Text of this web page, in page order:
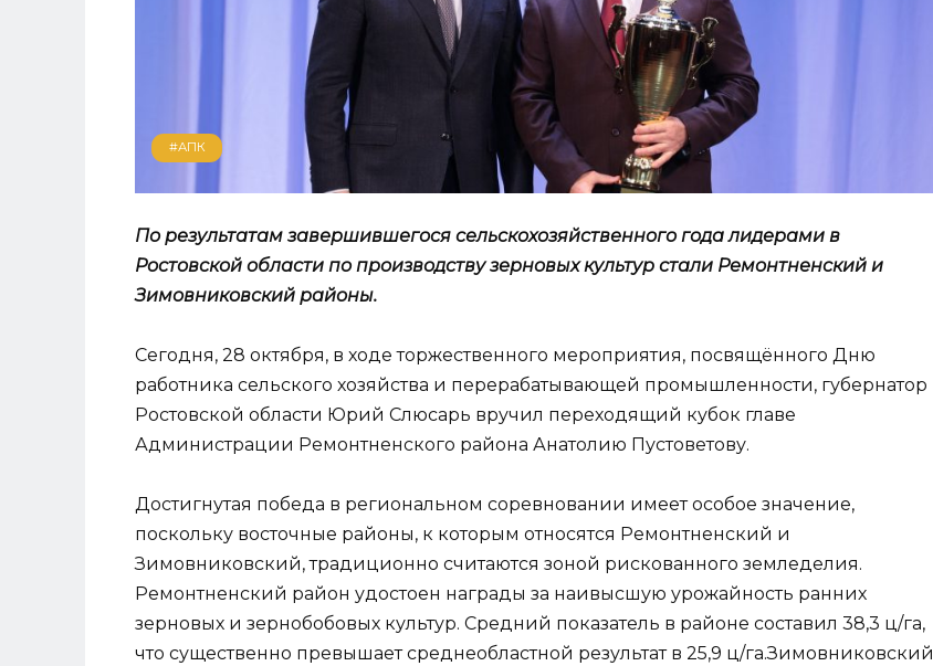
#АПК
По результатам завершившегося сельскохозяйственного года лидерами в
Ростовской области по производству зерновых культур стали Ремонтненский и
Зимовниковский районы.
Сегодня, 28 октября, в ходе торжественного мероприятия, посвящённого Дню
работника сельского хозяйства и перерабатывающей промышленности, губернатор
Ростовской области Юрий Слюсарь вручил переходящий кубок главе
Администрации Ремонтненского района Анатолию Пустоветову.
Достигнутая победа в региональном соревновании имеет особое значение,
поскольку восточные районы, к которым относятся Ремонтненский и
Зимовниковский, традиционно считаются зоной рискованного земледелия.
Ремонтненский район удостоен награды за наивысшую урожайность ранних
зерновых и зернобобовых культур. Средний показатель в районе составил 38,3 ц/га,
что существенно превышает среднеобластной результат в 25,9 ц/га.Зимовниковский